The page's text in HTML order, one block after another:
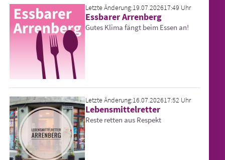
Letzte Änderung:19.07.202617:49 Uhr
Essbarer Arrenberg
Gutes Klima fängt beim Essen an!
Letzte Änderung:16.07.202617:52 Uhr
Lebensmittelretter
Reste retten aus Respekt